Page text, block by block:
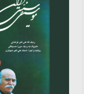
میکلوش روژا